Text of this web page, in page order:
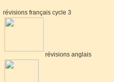
révisions français cycle 3
révisions anglais